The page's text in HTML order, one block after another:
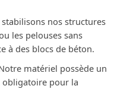
stabilisons nos structures
les pelouses sans
à des blocs de béton.
matériel possède un
obligatoire pour la